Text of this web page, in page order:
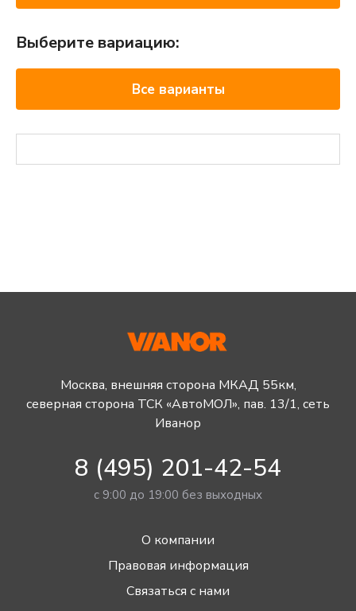
Выберите вариацию:
Все варианты
Москва, внешняя сторона МКАД 55км,
северная сторона ТСК «АвтоМОЛ», пав. 13/1, сеть
Иванор
8 (495) 201-42-54
с 9:00 до 19:00 без выходных
О компании
Правовая информация
Связаться с нами